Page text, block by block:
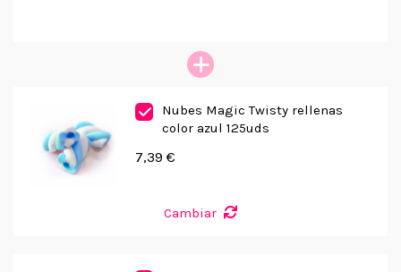
Nubes Magic Twisty rellenas
color azul 125uds
7,39 €
Cambiar